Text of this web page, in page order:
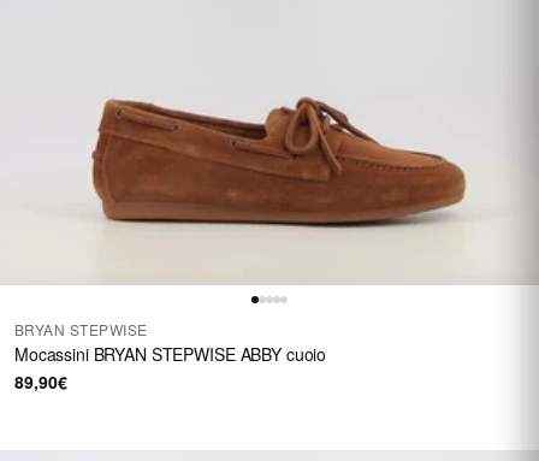
BRYAN STEPWISE
Mocassini BRYAN STEPWISE ABBY cuoio
89,90€